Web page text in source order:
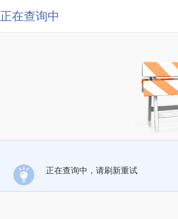
正在查询中
正在查询中，请刷新重试